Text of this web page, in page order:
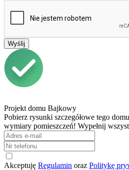
Wyślij
Projekt domu Bajkowy
Pobierz rysunki szczegółowe tego
wymiary pomieszczeń! Wypełnij
Akceptuję Regulamin oraz Politykę